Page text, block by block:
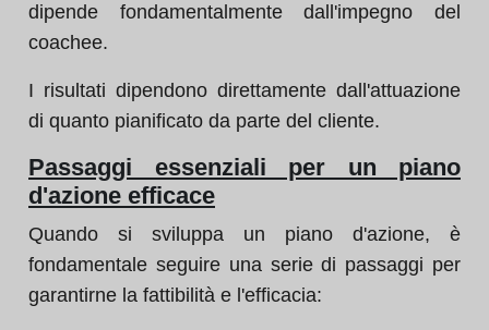
dipende fondamentalmente dall'impegno del
coachee.
I risultati dipendono direttamente dall'attuazione
di quanto pianificato da parte del cliente.
Passaggi essenziali per un piano
d'azione efficace
Quando si sviluppa un piano d'azione, è
fondamentale seguire una serie di passaggi per
garantirne la fattibilità e l'efficacia: